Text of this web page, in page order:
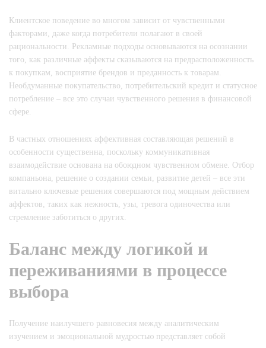
Клиентское поведение во многом зависит от чувственными
факторами, даже когда потребители полагают в своей
рациональности. Рекламные подходы основываются на осознании
того, как различные аффекты сказываются на предрасположенность
к покупкам, восприятие брендов и преданность к товарам.
Необдуманные покупательство, потребительский кредит и статусное
потребление – все это случаи чувственного решения в финансовой
сфере.
В частных отношениях аффективная составляющая решений в
особенности существенна, поскольку коммуникативная
взаимодействие основана на обоюдном чувственном обмене. Отбор
компаньона, решение о создании семьи, развитие детей – все эти
витально ключевые решения совершаются под мощным действием
аффектов, таких как нежность, узы, тревога одиночества или
стремление заботиться о других.
Баланс между логикой и
переживаниями в процессе
выбора
Получение наилучшего равновесия между аналитическим
изучением и эмоциональной мудростью представляет собой